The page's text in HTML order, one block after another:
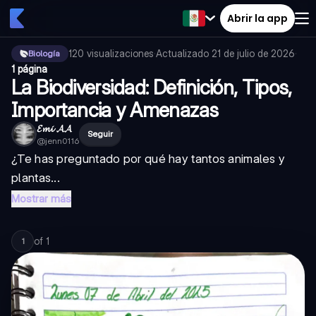
Abrir la app
Biología 120 visualizaciones·Actualizado 21 de julio de 2026·
1 página
La Biodiversidad: Definición, Tipos,
Importancia y Amenazas
𝓔𝓶𝓲 𝓐𝓐
@jenn0116
Seguir
¿Te has preguntado por qué hay tantos animales y
plantas...
Mostrar más
1 of 1